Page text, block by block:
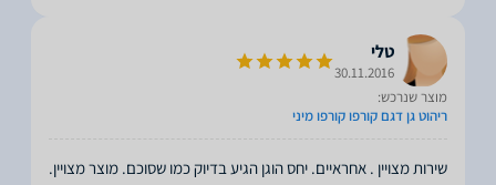
טלי
30.11.2016
מוצר שנרכש:
ריהוט גן דגם קורפו קורפו מיני
שירות מצויין . אחראיים. יחס הוגן הגיע בדיוק כמו שסוכם. מוצר מצויין.